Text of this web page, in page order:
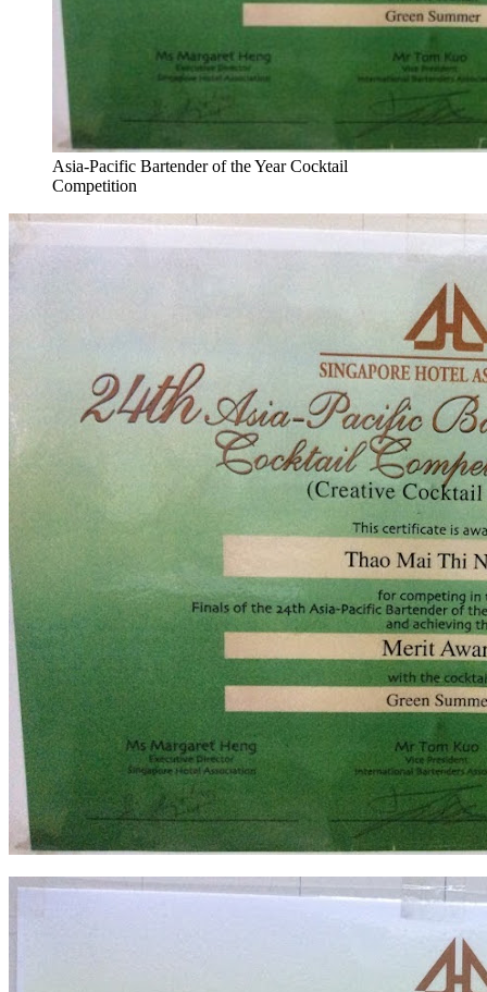
Asia-Pacific Bartender of the Year Cocktail
Competition